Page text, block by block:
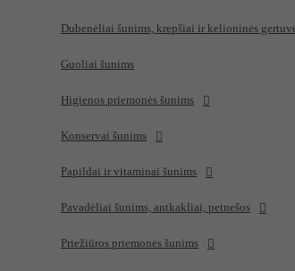
Dubenėliai šunims, krepšiai ir kelioninės
Guoliai šunims
Higienos priemonės šunims
Konservai šunims
Papildai ir vitaminai šunims
Pavadėliai šunims, antkakliai, petnešos
Priežiūros priemonės šunims